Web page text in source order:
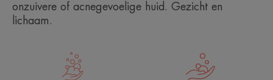
onzuivere of acnegevoelige huid. Gezicht en
lichaam.